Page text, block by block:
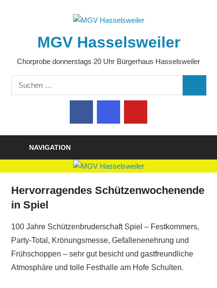
MGV Hasselsweiler
Chorprobe donnerstags 20 Uhr Bürgerhaus Hasselsweiler
Suchen
nach:
NAVIGATION
Hervorragendes Schützenwochenende
in Spiel
100 Jahre Schützenbruderschaft Spiel – Festkommers,
Party-Total, Krönungsmesse, Gefallenenehrung und
Frühschoppen – sehr gut besicht und gastfreundliche
Atmosphäre und tolle Festhalle am Hofe Schulten.